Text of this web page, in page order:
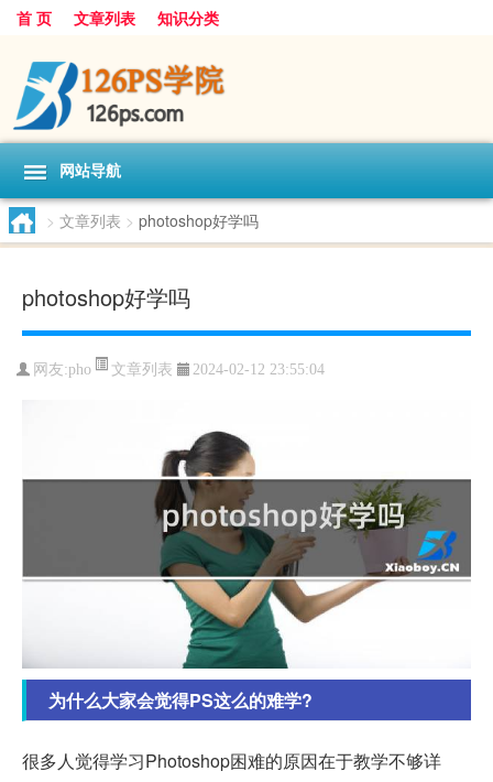
首 页 文章列表 知识分类
网站导航
> 文章列表 > photoshop好学吗
photoshop好学吗
网友:pho 文章列表 2024-02-12 23:55:04
为什么大家会觉得PS这么的难学?
很多人觉得学习Photoshop困难的原因在于教学不够详